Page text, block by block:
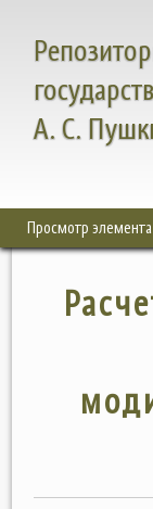
А. С.
Просмотр элемента